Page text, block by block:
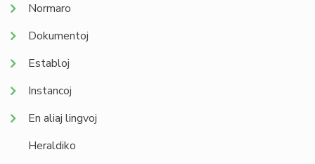
Normaro
Dokumentoj
Establoj
Instancoj
En aliaj lingvoj
Heraldiko